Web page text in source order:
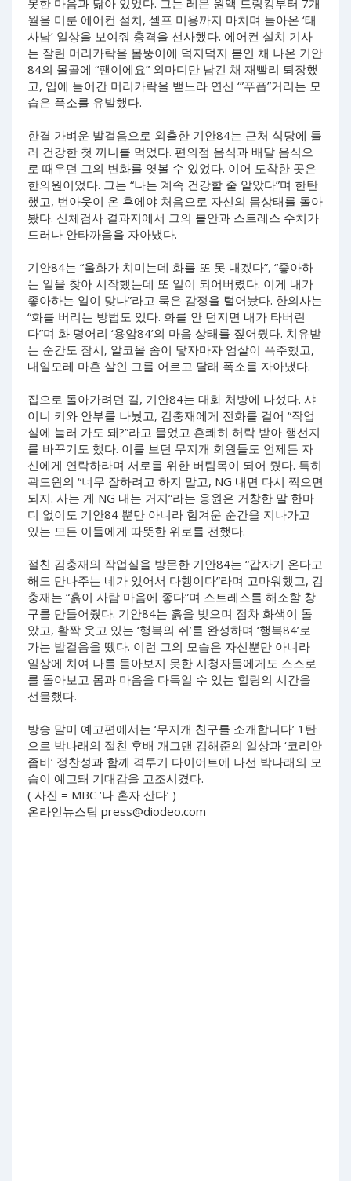
월을 미룬 에어컨 설치, 셀프 미용까지 마치며 돌아온 ‘태
사남’ 일상을 보여줘 충격을 선사했다. 에어컨 설치 기사
는 잘린 머리카락을 몸뚱이에 덕지덕지 붙인 채 나온 기안
84의 몰골에 “팬이에요” 외마디만 남긴 채 재빨리 퇴장했
고, 입에 들어간 머리카락을 뱉느라 연신 ‘”푸픕”거리는 모
습은 폭소를 유발했다.
한결 가벼운 발걸음으로 외출한 기안84는 근처 식당에 들
러 건강한 첫 끼니를 먹었다. 편의점 음식과 배달 음식으
로 때우던 그의 변화를 엿볼 수 있었다. 이어 도착한 곳은
한의원이었다. 그는 “나는 계속 건강할 줄 알았다”며 한탄
했고, 번아웃이 온 후에야 처음으로 자신의 몸상태를 돌아
봤다. 신체검사 결과지에서 그의 불안과 스트레스 수치가
드러나 안타까움을 자아냈다.
기안84는 “울화가 치미는데 화를 또 못 내겠다”, “좋아하
는 일을 찾아 시작했는데 또 일이 되어버렸다. 이게 내가
좋아하는 일이 맞나”라고 묵은 감정을 털어놨다. 한의사는
“화를 버리는 방법도 있다. 화를 안 던지면 내가 타버린
다”며 화 덩어리 ‘용암84’의 마음 상태를 짚어줬다. 치유받
는 순간도 잠시, 알코올 솜이 닿자마자 엄살이 폭주했고,
내일모레 마흔 살인 그를 어르고 달래 폭소를 자아냈다.
집으로 돌아가려던 길, 기안84는 대화 처방에 나섰다. 샤
이니 키와 안부를 나눴고, 김충재에게 전화를 걸어 “작업
실에 놀러 가도 돼?”라고 물었고 흔쾌히 허락 받아 행선지
를 바꾸기도 했다. 이를 보던 무지개 회원들도 언제든 자
신에게 연락하라며 서로를 위한 버팀목이 되어 줬다. 특히
곽도원의 “너무 잘하려고 하지 말고, NG 내면 다시 찍으면
되지. 사는 게 NG 내는 거지”라는 응원은 거창한 말 한마
디 없이도 기안84 뿐만 아니라 힘겨운 순간을 지나가고
있는 모든 이들에게 따뜻한 위로를 전했다.
절친 김충재의 작업실을 방문한 기안84는 “갑자기 온다고
해도 만나주는 네가 있어서 다행이다”라며 고마워했고, 김
충재는 “흙이 사람 마음에 좋다”며 스트레스를 해소할 창
구를 만들어줬다. 기안84는 흙을 빚으며 점차 화색이 돌
았고, 활짝 웃고 있는 ‘행복의 쥐’를 완성하며 ‘행복84’로
가는 발걸음을 뗐다. 이런 그의 모습은 자신뿐만 아니라
일상에 치여 나를 돌아보지 못한 시청자들에게도 스스로
를 돌아보고 몸과 마음을 다독일 수 있는 힐링의 시간을
선물했다.
방송 말미 예고편에서는 ‘무지개 친구를 소개합니다’ 1탄
으로 박나래의 절친 후배 개그맨 김해준의 일상과 ‘코리안
좀비’ 정찬성과 함께 격투기 다이어트에 나선 박나래의 모
습이 예고돼 기대감을 고조시켰다.
( 사진 = MBC ‘나 혼자 산다’ )
온라인뉴스팀 press@diodeo.com